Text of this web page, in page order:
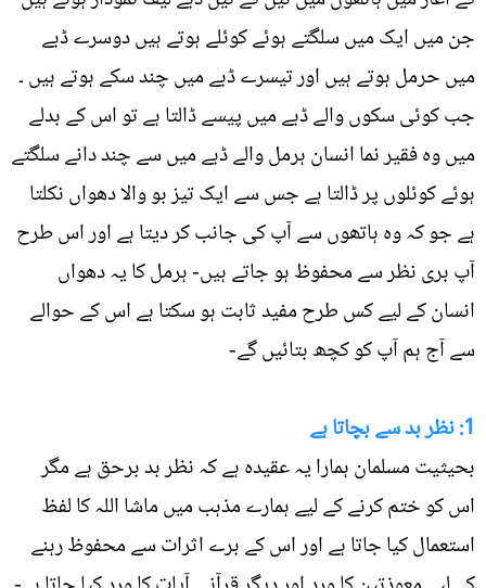
جن میں ایک میں سلگتے ہوئے کوئلے ہوتے ہیں دوسرے ڈبے
میں حرمل ہوتے ہیں اور تیسرے ڈبے میں چند سکے ہوتے ہیں ۔
جب کوئی سکوں والے ڈبے میں پیسے ڈالتا ہے تو اس کے بدلے
میں وہ فقیر نما انسان ہرمل والے ڈبے میں سے چند دانے سلگتے
ہوئے کوئلوں پر ڈالتا ہے جس سے ایک تیز بو والا دھواں نکلتا
ہے جو کہ وہ ہاتھوں سے آپ کی جانب کر دیتا ہے اور اس طرح
آپ بری نظر سے محفوظ ہو جاتے ہیں- ہرمل کا یہ دھواں
انسان کے لیے کس طرح مفید ثابت ہو سکتا ہے اس کے حوالے
سے آج ہم آپ کو کچھ بتائيں گے-
1: نظر بد سے بچاتا ہے
بحیثیت مسلمان ہمارا یہ عقیدہ ہے کہ نظر بد برحق ہے مگر
اس کو ختم کرنے کے لیے ہمارے مذہب میں ماشا اللہ کا لفظ
استعمال کیا جاتا ہے اور اس کے برے اثرات سے محفوظ رہنے